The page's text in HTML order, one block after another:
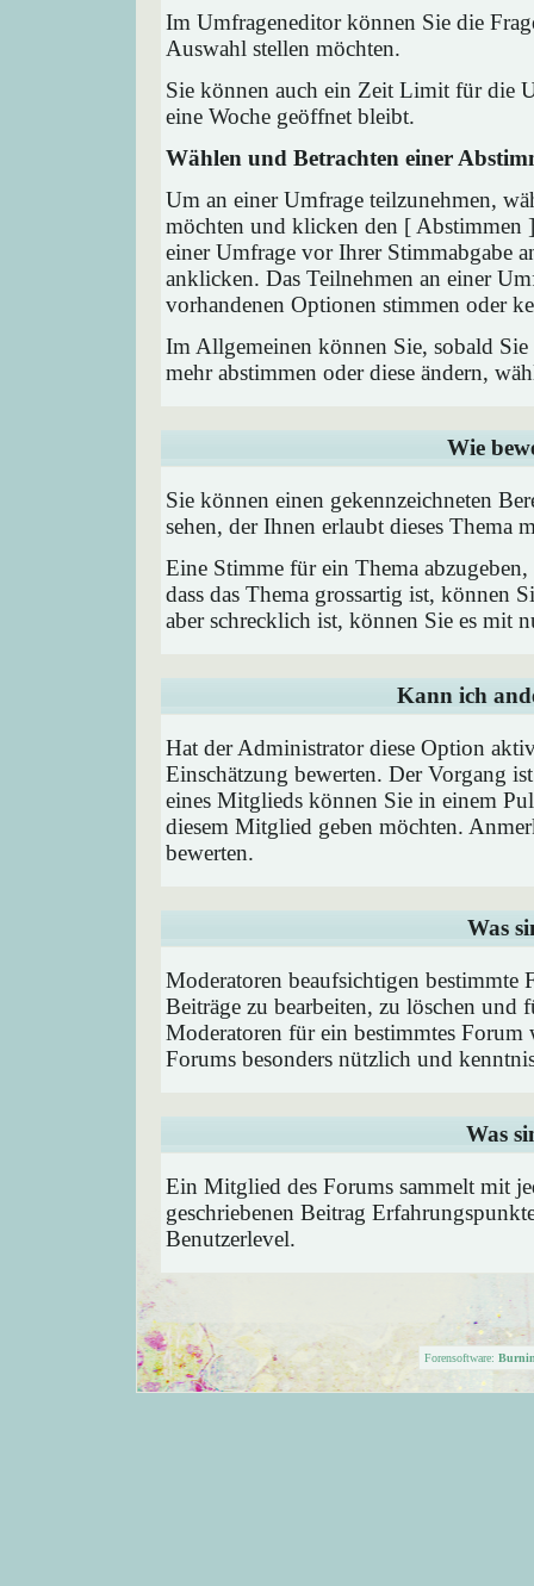
Im Umfrageneditor können Sie die
Auswahl stellen möchten.
Sie können auch ein Zeit Limit für die
eine Woche geöffnet bleibt.
Wählen und Betrachten einer
Um an einer Umfrage teilzunehmen,
möchten und klicken den [ Abstimmen
einer Umfrage vor Ihrer Stimmabgabe
anklicken. Das Teilnehmen an einer
vorhandenen Optionen stimmen oder
Im Allgemeinen können Sie, sobald
mehr abstimmen oder diese ändern,
Wie
Sie können einen gekennzeichneten
sehen, der Ihnen erlaubt dieses Thema
Eine Stimme für ein Thema
dass das Thema grossartig ist, können
aber schrecklich ist, können Sie es mit
Kann ich
Hat der Administrator diese Option
Einschätzung bewerten. Der Vorgang
eines Mitglieds können Sie in einem
diesem Mitglied geben möchten.
bewerten.
Was
Moderatoren beaufsichtigen
Beiträge zu bearbeiten, zu löschen und
Moderatoren für ein bestimmtes Forum
Forums besonders nützlich und
Was
Ein Mitglied des Forums sammelt mit
geschriebenen Beitrag
Benutzerlevel.
Forensoftware: